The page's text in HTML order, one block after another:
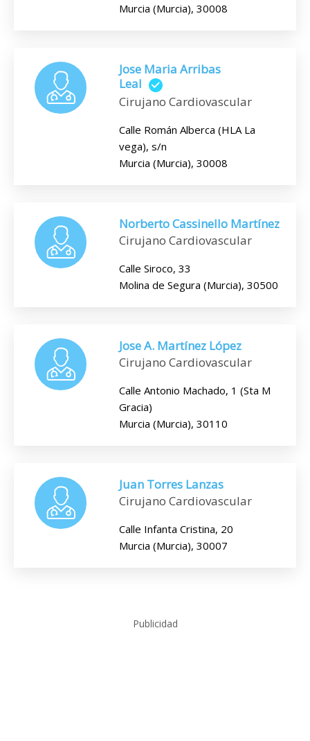
Murcia (Murcia), 30008
Jose Maria Arribas
Leal
Cirujano Cardiovascular
Calle Román Alberca (HLA La
vega), s/n
Murcia (Murcia), 30008
Norberto Cassinello Martínez
Cirujano Cardiovascular
Calle Siroco, 33
Molina de Segura (Murcia), 30500
Jose A. Martínez López
Cirujano Cardiovascular
Calle Antonio Machado, 1 (Sta M
Gracia)
Murcia (Murcia), 30110
Juan Torres Lanzas
Cirujano Cardiovascular
Calle Infanta Cristina, 20
Murcia (Murcia), 30007
Publicidad